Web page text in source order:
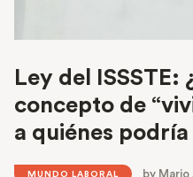
Ley del ISSSTE:
concepto de
a quiénes
MUNDO LABORAL by Mario